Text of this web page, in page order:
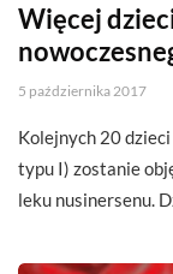
Więcej
5 października 2017
Kolejnych 20
typu I) zostanie
leku nusinersenu.